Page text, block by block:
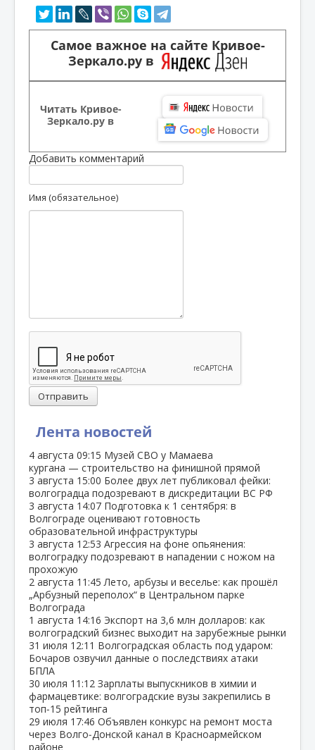
Лента новостей
4 августа 09:15 Музей СВО у Мамаева
кургана — строительство на финишной прямой
3 августа 15:00 Более двух лет публиковал фейки:
волгоградца подозревают в дискредитации ВС РФ
3 августа 14:07 Подготовка к 1 сентября: в
Волгограде оценивают готовность
образовательной инфраструктуры
3 августа 12:53 Агрессия на фоне опьянения:
волгоградку подозревают в нападении с ножом на
прохожую
2 августа 11:45 Лето, арбузы и веселье: как прошёл
„Арбузный переполох“ в Центральном парке
Волгограда
1 августа 14:16 Экспорт на 3,6 млн долларов: как
волгоградский бизнес выходит на зарубежные рынки
31 июля 12:11 Волгоградская область под ударом:
Бочаров озвучил данные о последствиях атаки
БПЛА
30 июля 11:12 Зарплаты выпускников в химии и
фармацевтике: волгоградские вузы закрепились в
топ‑15 рейтинга
29 июля 17:46 Объявлен конкурс на ремонт моста
через Волго‑Донской канал в Красноармейском
районе
Самое важное на сайте Кривое-
Зеркало.ру в
Читать Кривое-
Зеркало.ру в
Добавить комментарий
Имя (обязательное)
Отправить